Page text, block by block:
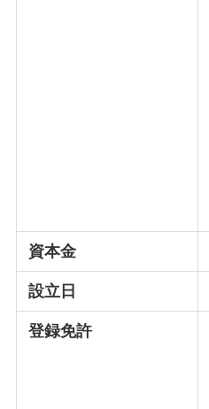
資本金
設立日
登録免許